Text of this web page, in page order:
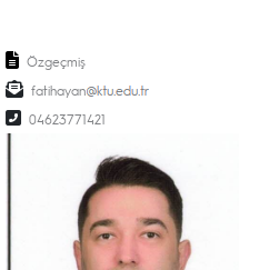
Özgeçmiş
fatihayan
04623771421